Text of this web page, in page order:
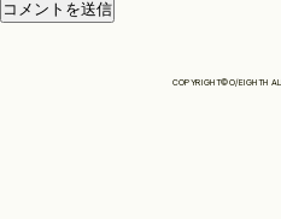
COPYRIGHT©O/EIGHTH